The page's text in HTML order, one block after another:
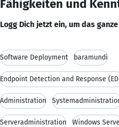
Fähigkeiten und
Logg Dich jetzt ein, um das
Software Deployment baramundi
Endpoint Detection and Response
Administration
Serveradministration Windows